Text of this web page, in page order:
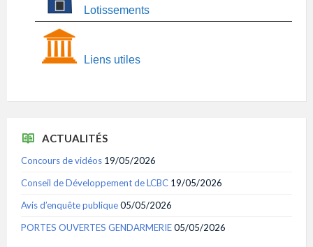
Lotissements
Liens utiles
ACTUALITÉS
Concours de vidéos 19/05/2026
Conseil de Développement de LCBC 19/05/2026
Avis d’enquête publique05/05/2026
PORTES OUVERTES GENDARMERIE05/05/2026